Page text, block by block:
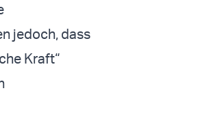
jedoch, dass
Kraft“